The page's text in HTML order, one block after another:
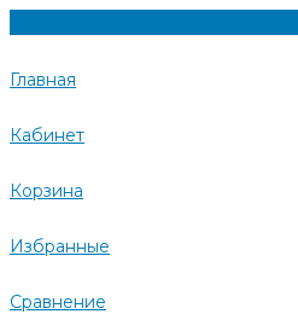
Главная
Кабинет
Корзина
Избранные
Сравнение